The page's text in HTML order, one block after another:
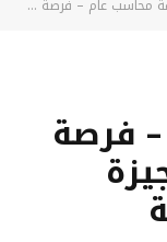
– فرصة مميزة في الهرم الجيزة برواتب وحوافز مجزية
فرصة